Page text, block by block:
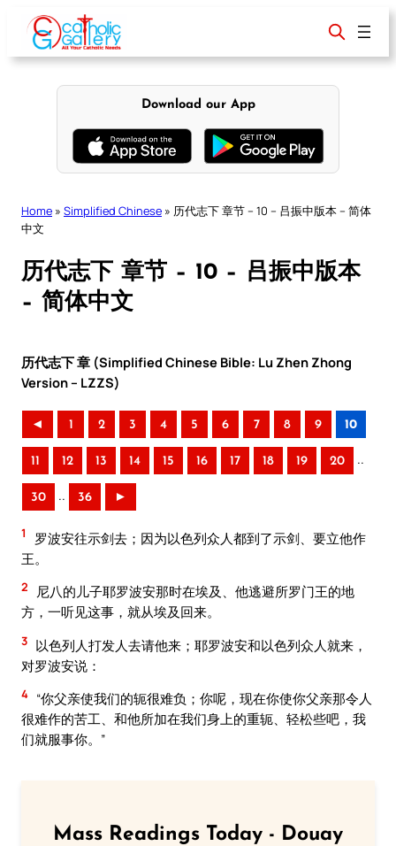
content
Download our App
Home » Simplified Chinese » 历代志下 章节 – 10 – 吕振中版本 – 简体
中文
历代志下 章节 – 10 – 吕振中版本
– 简体中文
历代志下 章 (Simplified Chinese Bible: Lu Zhen Zhong
Version – LZZS)
◄ 1 2 3 4 5 6 7 8 9 10
11 12 13 14 15 16 17 18 19 20 ..
30 .. 36 ►
1
罗波安往示剑去；因为以色列众人都到了示剑、要立他作
王。
2
尼八的儿子耶罗波安那时在埃及、他逃避所罗门王的地
方，一听见这事，就从埃及回来。
3 以色列人打发人去请他来；耶罗波安和以色列众人就来，
对罗波安说：
4 “你父亲使我们的轭很难负；你呢，现在你使你父亲那令人
很难作的苦工、和他所加在我们身上的重轭、轻松些吧，我
们就服事你。”
Mass Readings Today - Douay